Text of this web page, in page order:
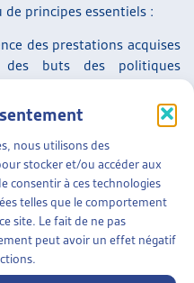
nous utilisons des
stocker et/ou accéder aux
consentir à ces technologies
telles que le comportement
site. Le fait de ne pas
peut avoir un effet négatif
principes essentiels :
des prestations acquises
des buts des politiques
dans l’adjudication des
chacune des parties dans
;
engagées (éviter la
excessif, admettre des
ici sont le fruit d’un travail
rendu possible grâce aux